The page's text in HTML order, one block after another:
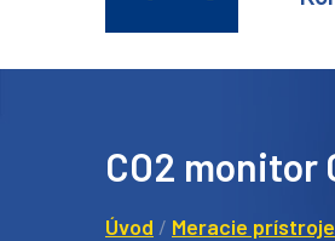
CO2 monitor
Úvod / Meracie prístroje